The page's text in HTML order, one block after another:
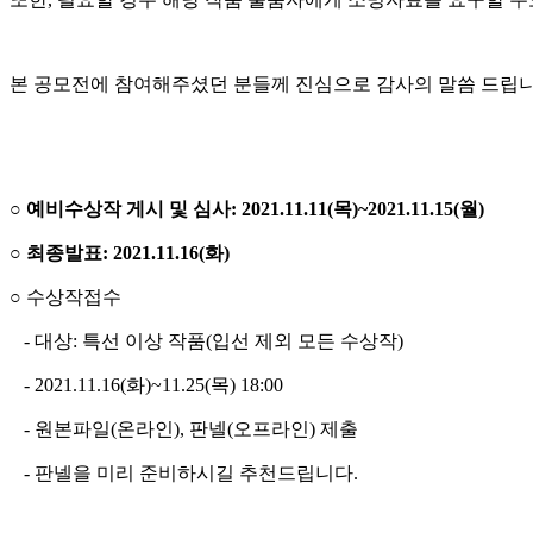
본 공모전에 참여해주셨던 분들께 진심으로 감사의 말씀 드립
○ 예비수상작 게시 및 심사: 2021.11.11(목)~2021.11.15(월)
○ 최종발표: 2021.11.16(화)
○ 수상작접수
- 대상: 특선 이상 작품(입선 제외 모든 수상작)
- 2021.11.16(화)~11.25(목) 18:00
- 원본파일(온라인), 판넬(오프라인) 제출
- 판넬을 미리 준비하시길 추천드립니다.